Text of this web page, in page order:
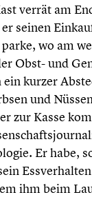
verrät am
seinen
wo am
Obst- und
kurzer
und
zur Kasse
Er habe,
ihm beim